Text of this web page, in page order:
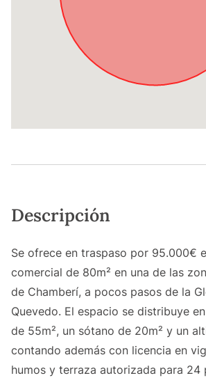
Descripción
Se ofrece en traspaso por 95.000€
comercial de 80m² en una de las
de Chamberí, a pocos pasos de la
Quevedo. El espacio se distribuye
de 55m², un sótano de 20m² y un
contando además con licencia en
humos y terraza autorizada para 24